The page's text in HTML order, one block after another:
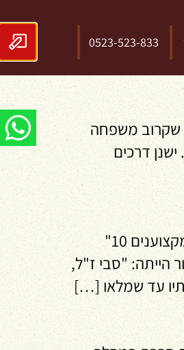
0523-523-833
שקרוב משפחה
דרכים
טכנולוגיה בשרות ביוגרף למה החלטתי לכתוב ביוגרפיות? שאלה זו נשאלתי בשנת 2010 בראיון ששודר בתוכנית "המקצוענים 10"
הייתה: "סבי ז"ל,
עד שמלאו […]